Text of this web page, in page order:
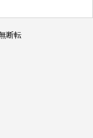
断転